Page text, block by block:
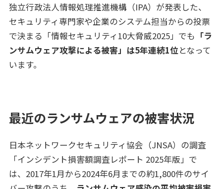
独立行政法人情報処理推進機構（IPA）が発表した、
セキュリティ専門家や企業のシステム担当からの投票
で決まる「情報セキュリティ10大脅威2025」でも 「ラ
ンサムウェア攻撃による被害」は5年連続1位となって
います。
最近のランサムウェアの被害状況
日本ネットワークセキュリティ協会（JNSA）の調査
「インシデント損害額調査レポート 2025年版」で
は、2017年1月から2024年6月までの約1,800件のサイ